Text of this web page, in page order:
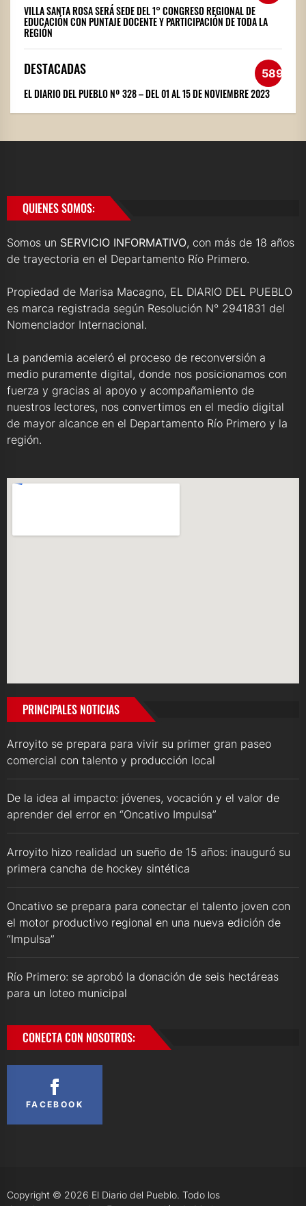
VILLA SANTA ROSA SERÁ SEDE DEL 1° CONGRESO REGIONAL DE
EDUCACIÓN CON PUNTAJE DOCENTE Y PARTICIPACIÓN DE TODA LA
REGIÓN
DESTACADAS 589
EL DIARIO DEL PUEBLO Nº 328 – DEL 01 AL 15 DE NOVIEMBRE 2023
QUIENES SOMOS:
Somos un SERVICIO INFORMATIVO, con más de 18 años
de trayectoria en el Departamento Río Primero.
Propiedad de Marisa Macagno, EL DIARIO DEL PUEBLO
es marca registrada según Resolución N° 2941831 del
Nomenclador Internacional.
La pandemia aceleró el proceso de reconversión a
medio puramente digital, donde nos posicionamos con
fuerza y gracias al apoyo y acompañamiento de
nuestros lectores, nos convertimos en el medio digital
de mayor alcance en el Departamento Río Primero y la
región.
PRINCIPALES NOTICIAS
Arroyito se prepara para vivir su primer gran paseo
comercial con talento y producción local
De la idea al impacto: jóvenes, vocación y el valor de
aprender del error en “Oncativo Impulsa”
Arroyito hizo realidad un sueño de 15 años: inauguró su
primera cancha de hockey sintética
Oncativo se prepara para conectar el talento joven con
el motor productivo regional en una nueva edición de
“Impulsa”
Río Primero: se aprobó la donación de seis hectáreas
para un loteo municipal
CONECTA CON NOSOTROS:
FACEBOOK
Copyright © 2026 El Diario del Pueblo. Todo los